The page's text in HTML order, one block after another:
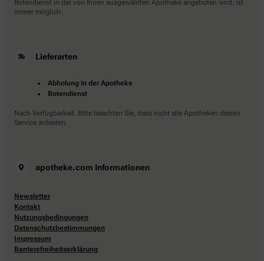
Botendienst in der von Ihnen ausgewählten Apotheke angeboten wird, ist
immer möglich.
Lieferarten
Abholung in der Apotheke
Botendienst
Nach Verfügbarkeit. Bitte beachten Sie, dass nicht alle Apotheken diesen
Service anbieten.
apotheke.com Informationen
Newsletter
Kontakt
Nutzungsbedingungen
Datenschutzbestimmungen
Impressum
Barrierefreiheitserklärung